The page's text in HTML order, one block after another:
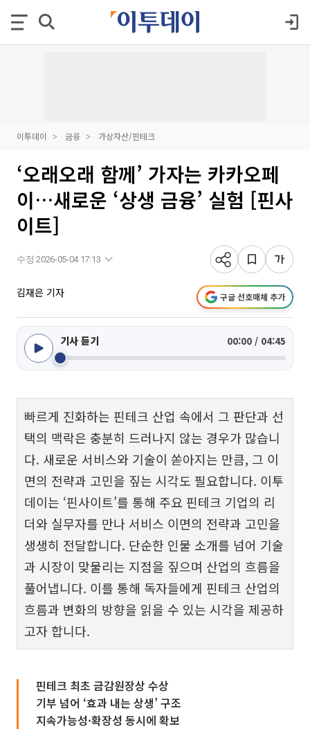
이투데이 금융 가상자산/핀테크
‘오래오래 함께’ 가자는 카카오페
이…새로운 ‘상생 금융’ 실험 [핀사
이트]
수정 2026-05-04 17:13
김재은 기자 구글 선호매체 추가
기사 듣기 00:00 / 04:45
빠르게 진화하는 핀테크 산업 속에서 그 판단과 선
택의 맥락은 충분히 드러나지 않는 경우가 많습니
다. 새로운 서비스와 기술이 쏟아지는 만큼, 그 이
면의 전략과 고민을 짚는 시각도 필요합니다. 이투
데이는 ‘핀사이트’를 통해 주요 핀테크 기업의 리
더와 실무자를 만나 서비스 이면의 전략과 고민을
생생히 전달합니다. 단순한 인물 소개를 넘어 기술
과 시장이 맞물리는 지점을 짚으며 산업의 흐름을
풀어냅니다. 이를 통해 독자들에게 핀테크 산업의
흐름과 변화의 방향을 읽을 수 있는 시각을 제공하
고자 합니다.
핀테크 최초 금감원장상 수상
기부 넘어 ‘효과 내는 상생’ 구조
지속가능성·확장성 동시에 확보